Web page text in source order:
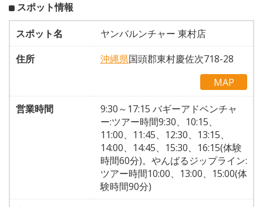
スポット情報
スポット名
ヤンバルンチャー 東村店
住所
沖縄県国頭郡東村慶佐次718-28
MAP
営業時間
9:30～17:15 バギーアドベンチャ
ー:ツアー時間9:30、10:15、
11:00、11:45、12:30、13:15、
14:00、14:45、15:30、16:15(体験
時間60分)。やんばるジップライン:
ツアー時間10:00、13:00、15:00(体
験時間90分)